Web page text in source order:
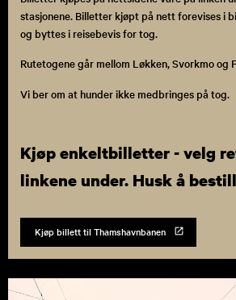
stasjonene. Billetter kjøpt på nett forevises i
og byttes i reisebevis for tog.
Rutetogene går mellom Løkken, Svorkmo og
Vi ber om at hunder ikke medbringes på tog.
Kjøp enkeltbilletter - velg
linkene under. Husk å
Kjøp billett til Thamshavnbanen